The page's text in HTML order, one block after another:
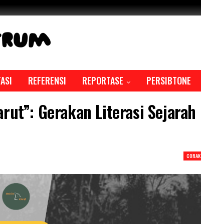
REFERENSI REPORTASE PERSIBTONE
Gerakan Literasi Sejarah
CORAK